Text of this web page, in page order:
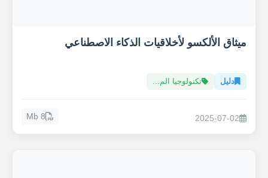
ميثاق الألكسو لأخلاقيات الذكاء الاصطناعي
دليل تكنولوجيا الم...
2025-07-02
8 Mb